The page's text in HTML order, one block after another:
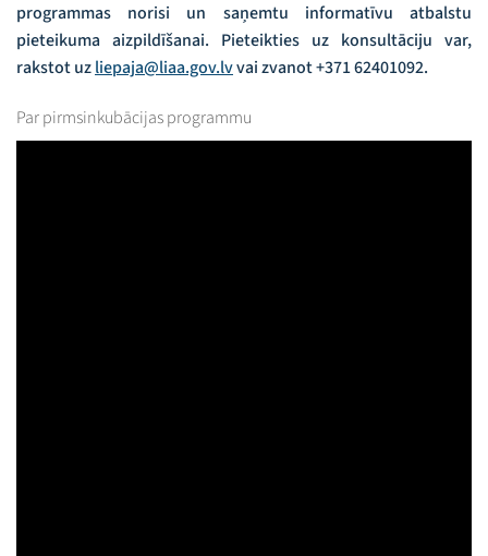
programmas norisi un saņemtu informatīvu atbalstu
pieteikuma aizpildīšanai. Pieteikties uz konsultāciju var,
rakstot uzliepaja@liaa.gov.lvvai zvanot +371 62401092.
Par pirmsinkubācijas programmu